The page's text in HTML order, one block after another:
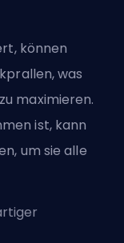
können
was
maximieren.
ist, kann
um sie alle